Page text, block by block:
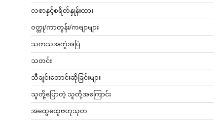
လစာနှင့်စရိတ်နှုန်းထား
ဝတ္ထု/ကာတွန်း/ကဗျာများ
သကသအကွဲအပြဲ
သတင်း
သီချင်းတောင်းဆိုခြင်းများ
သူတို့ပြောတဲ့ သူတို့အကြောင်း
အထွေထွေဗဟုသုတ